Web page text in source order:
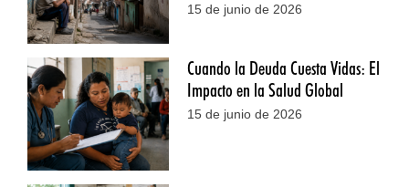
15 de junio de 2026
Cuando la Deuda Cuesta Vidas: El
Impacto en la Salud Global
15 de junio de 2026